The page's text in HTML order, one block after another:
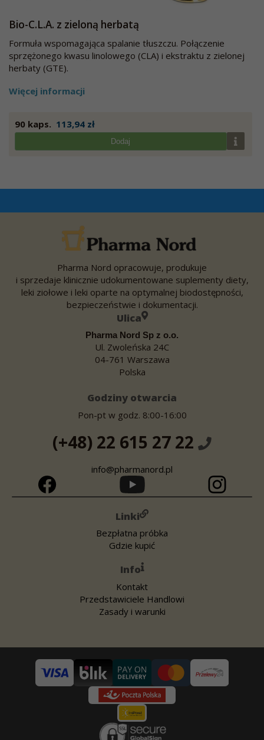
Bio-C.L.A. z zieloną herbatą
Formuła wspomagająca spalanie tłuszczu. Połączenie
sprzężonego kwasu linolowego (CLA) i ekstraktu z zielonej
herbaty (GTE).
Więcej informacji
90 kaps. 113,94 zł
Dodaj
Pharma Nord opracowuje, produkuje
i sprzedaje klinicznie udokumentowane suplementy diety,
leki ziołowe i leki oparte na optymalnej biodostępności,
bezpieczeństwie i dokumentacji.
Ulica
Pharma Nord Sp z o.o.
Ul. Zwoleńska 24C
04-761 Warszawa
Polska
Godziny otwarcia
Pon-pt w godz. 8:00-16:00
(+48) 22 615 27 22
info@pharmanord.pl
Linki
Bezpłatna próbka
Gdzie kupić
Info
Kontakt
Przedstawiciele Handlowi
Zasady i warunki